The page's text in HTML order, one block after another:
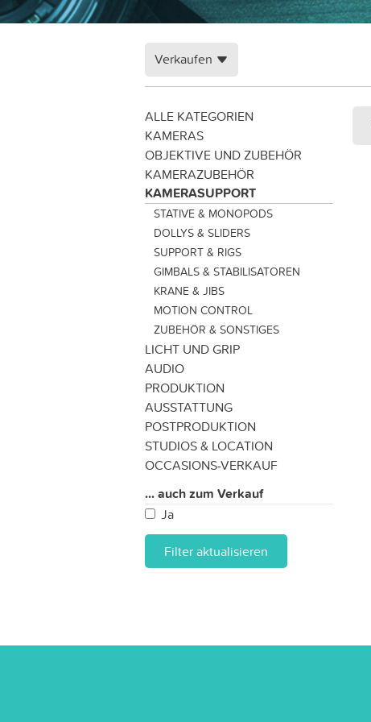
Verkaufen
ALLE KATEGORIEN
KAMERAS
OBJEKTIVE UND ZUBEHÖR
KAMERAZUBEHÖR
KAMERASUPPORT
STATIVE & MONOPODS
DOLLYS & SLIDERS
SUPPORT & RIGS
GIMBALS & STABILISATOREN
KRANE & JIBS
MOTION CONTROL
ZUBEHÖR & SONSTIGES
LICHT UND GRIP
AUDIO
PRODUKTION
AUSSTATTUNG
POSTPRODUKTION
STUDIOS & LOCATION
OCCASIONS-VERKAUF
... auch zum Verkauf
Ja
Filter aktualisieren